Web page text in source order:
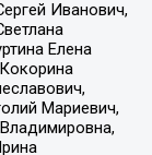
Иванович,
Елена
Мариевич,